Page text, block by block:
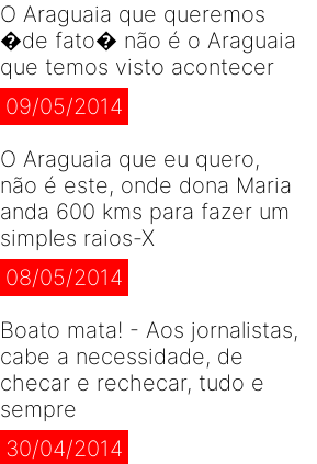
O Araguaia que queremos
�de fato� não é o Araguaia
que temos visto acontecer
09/05/2014
O Araguaia que eu quero,
não é este, onde dona Maria
anda 600 kms para fazer um
simples raios-X
08/05/2014
Boato mata! - Aos jornalistas,
cabe a necessidade, de
checar e rechecar, tudo e
sempre
30/04/2014